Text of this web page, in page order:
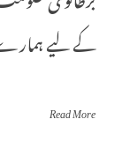
کے لیے
Read More